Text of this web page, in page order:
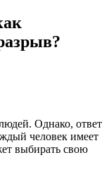
Однако, ответ
человек имеет
выбирать свою